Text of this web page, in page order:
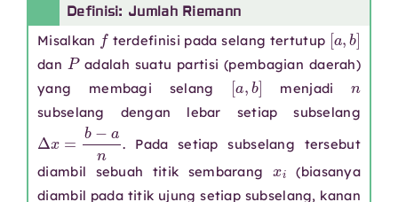
Definisi: Jumlah Riemann
Misalkan
f
terdefinisi pada selang tertutup
[ ,b
dan
P
adalah suatu partisi (pembagian daerah)
yang membagi selang
[ ,b
menjadi
n
subselang dengan lebar setiap subselang
Δ −a n
. Pada setiap subselang tersebut
diambil sebuah titik sembarang
(biasanya
diambil pada titik ujung setiap subselang, kanan